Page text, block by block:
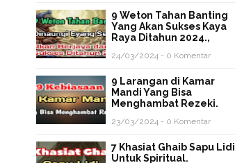
9 Weton Tahan Banting
Yang Akan Sukses Kaya
Raya Ditahun 2024.,
24/03/2024 - 0 Komentar
9 Larangan di Kamar
Mandi Yang Bisa
Menghambat Rezeki.
23/03/2024 - 0 Komentar
7 Khasiat Ghaib Sapu Lidi
Untuk Spiritual.